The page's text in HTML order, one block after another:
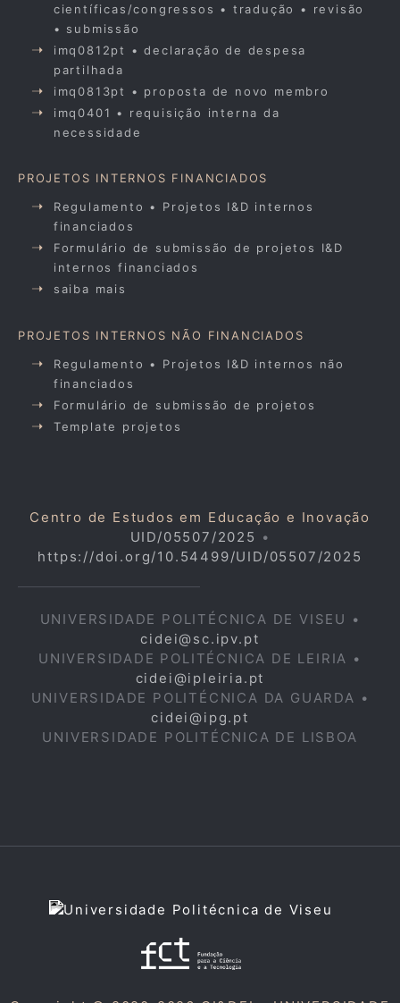
científicas/congressos • tradução • revisão
• submissão
imq0812pt • declaração de despesa
partilhada
imq0813pt • proposta de novo membro
imq0401 • requisição interna da
necessidade
PROJETOS INTERNOS FINANCIADOS
Regulamento • Projetos I&D internos
financiados
Formulário de submissão de projetos I&D
internos financiados
saiba mais
PROJETOS INTERNOS NÃO FINANCIADOS
Regulamento • Projetos I&D internos não
financiados
Formulário de submissão de projetos
Template projetos
Centro de Estudos em Educação e Inovação
UID/05507/2025 •
https://doi.org/10.54499/UID/05507/2025
UNIVERSIDADE POLITÉCNICA DE VISEU •
cidei@sc.ipv.pt
UNIVERSIDADE POLITÉCNICA DE LEIRIA •
cidei@ipleiria.pt
UNIVERSIDADE POLITÉCNICA DA GUARDA •
cidei@ipg.pt
UNIVERSIDADE POLITÉCNICA DE LISBOA